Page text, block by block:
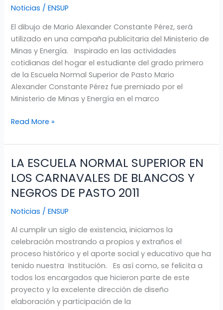
Noticias /ENSUP
El dibujo de Mario Alexander Constante Pérez, será
utilizado en una campaña publicitaria del Ministerio de
Minas y Energía. Inspirado en las actividades
cotidianas del hogar el estudiante del grado primero
de la Escuela Normal Superior de Pasto Mario
Alexander Constante Pérez fue premiado por el
Ministerio de Minas y Energía en el marco
MINISTERIO
MINAS
Y
ENERGÍA
Read More »
LA ESCUELA NORMAL SUPERIOR EN
LOS CARNAVALES DE BLANCOS Y
NEGROS DE PASTO 2011
Noticias /ENSUP
Al cumplir un siglo de existencia, iniciamos la
celebración mostrando a propios y extraños el
proceso histórico y el aporte social y educativo que ha
tenido nuestra Institución. Es así como, se felicita a
todos los encargados que hicieron parte de este
proyecto y la excelente dirección de diseño
elaboración y participación de la
LA
ESCUELA
NORMAL
SUPERIOR
EN
CARNAVALES
DE
BLANCOS
Y
NEGROS
DE
PASTO